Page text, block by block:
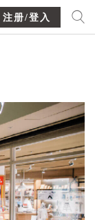
注册/登入